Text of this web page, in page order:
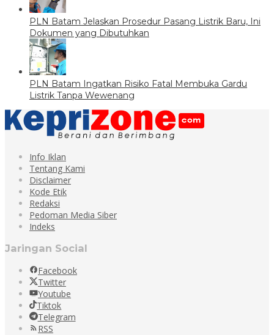
PLN Batam Jelaskan Prosedur Pasang Listrik Baru, Ini
Dokumen yang Dibutuhkan
PLN Batam Ingatkan Risiko Fatal Membuka Gardu
Listrik Tanpa Wewenang
Info Iklan
Tentang Kami
Disclaimer
Kode Etik
Redaksi
Pedoman Media Siber
Indeks
Jaringan Social
Facebook
Twitter
Youtube
Tiktok
Telegram
RSS